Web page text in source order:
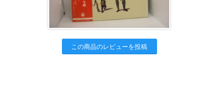
この商品のレビューを投稿